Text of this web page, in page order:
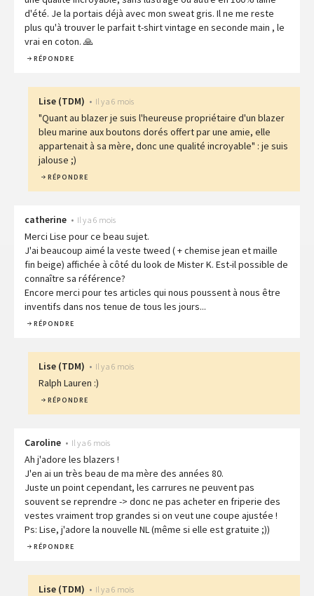
d'été. Je la portais déjà avec mon sweat gris. Il ne me reste
plus qu'à trouver le parfait t-shirt vintage en seconde main , le
vrai en coton. 🙏
RÉPONDRE
Lise (TDM) • Il y a 6 mois
"Quant au blazer je suis l'heureuse propriétaire d'un blazer
bleu marine aux boutons dorés offert par une amie, elle
appartenait à sa mère, donc une qualité incroyable" : je suis
jalouse ;)
RÉPONDRE
catherine • Il y a 6 mois
Merci Lise pour ce beau sujet.
J'ai beaucoup aimé la veste tweed ( + chemise jean et maille
fin beige) affichée à côté du look de Mister K. Est-il possible de
connaître sa référence?
Encore merci pour tes articles qui nous poussent à nous être
inventifs dans nos tenue de tous les jours...
RÉPONDRE
Lise (TDM) • Il y a 6 mois
Ralph Lauren :)
RÉPONDRE
Caroline • Il y a 6 mois
Ah j'adore les blazers !
J'en ai un très beau de ma mère des années 80.
Juste un point cependant, les carrures ne peuvent pas
souvent se reprendre -> donc ne pas acheter en friperie des
vestes vraiment trop grandes si on veut une coupe ajustée !
Ps: Lise, j'adore la nouvelle NL (même si elle est gratuite ;))
RÉPONDRE
Lise (TDM) • Il y a 6 mois